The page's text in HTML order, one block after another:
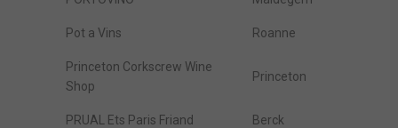
Pot a Vins Roanne
Princeton Corkscrew Wine
Shop
Princeton
PRUAL Ets Paris Friand Berck